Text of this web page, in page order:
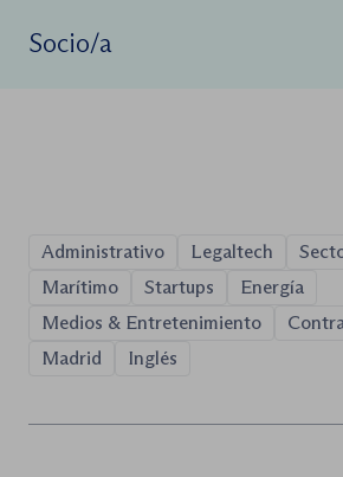
Socio/a
Administrativo Legaltech
Marítimo
Startups
Energía
Medios & Entretenimiento
Madrid
Inglés